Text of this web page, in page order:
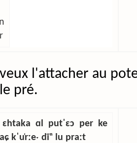
l'attacher au
pré.
ɛhtaka ɑl putˈɛɔ per ke
kˈu̜rːeˑ dĩⁿ lu praːt